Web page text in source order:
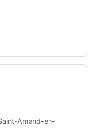
Amand-en-